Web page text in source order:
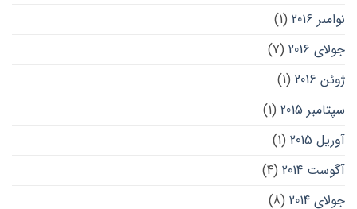
نوامبر 2016
(1)
جولای 2016
(7)
ژوئن 2016
(1)
سپتامبر 2015
(1)
آوریل 2015
(1)
آگوست 2014
(4)
جولای 2014
(8)